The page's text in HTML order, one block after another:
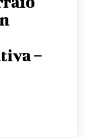
–